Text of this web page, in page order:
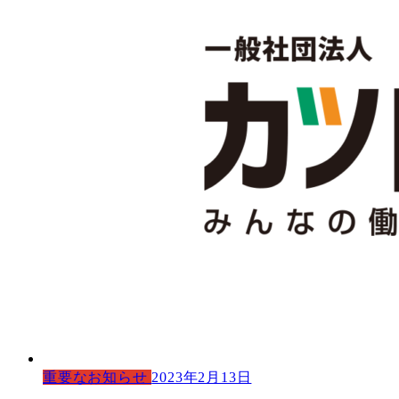
重要なお知らせ 2023年2月13日